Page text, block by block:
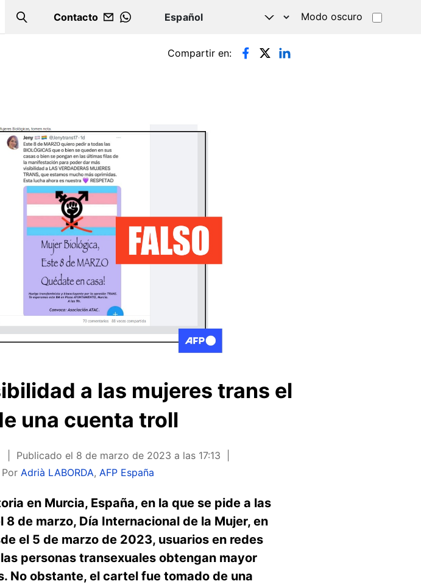
Search
Contacto
WHATSAPP
Modo oscuro
Compartir en:
a las mujeres trans el
una cuenta troll
Publicado el 8 de marzo de 2023 a las 17:13
Por Adrià LABORDA, AFP España
en Murcia, España, en la que se pide a las
de marzo, Día Internacional de la Mujer, en
el 5 de marzo de 2023, usuarios en redes
personas transexuales obtengan mayor
No obstante, el cartel fue tomado de una